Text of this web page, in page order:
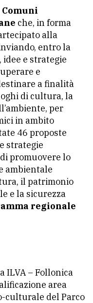
Comuni
che, in forma
alla
entro la
idee e strategie
e
a finalità
di cultura, la
per
in ambito
46 proposte
strategie
promuovere lo
ambientale
il patrimonio
e la sicurezza
regionale
ILVA – Follonica
area
culturale del Parco